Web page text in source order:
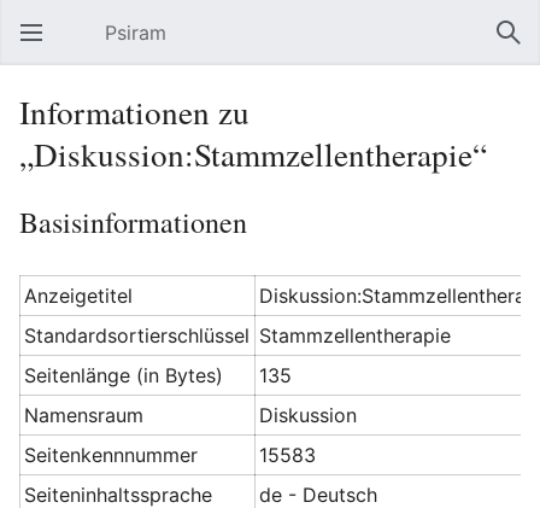
Hauptmenü öffnen Psiram
Informationen zu
„Diskussion:Stammzellentherapie“
Basisinformationen
Anzeigetitel
Standardsortierschlüssel Stammzellentherapie
Seitenlänge (in Bytes)
135
Namensraum
Diskussion
Seitenkennnummer
15583
Seiteninhaltssprache
de - Deutsch